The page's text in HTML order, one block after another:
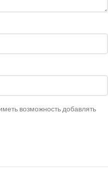
возможность добавлять